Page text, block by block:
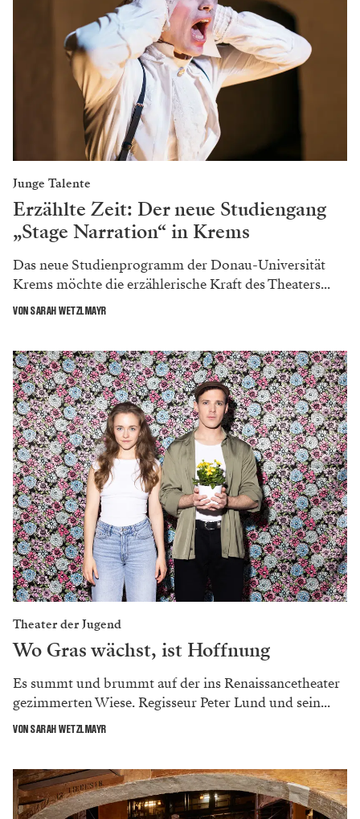
Junge Talente
Erzählte Zeit: Der neue Studiengang
„Stage Narration“ in Krems
Das neue Studienprogramm der Donau-Universität
Krems möchte die erzählerische Kraft des Theaters...
VON SARAH WETZLMAYR
Theater der Jugend
Wo Gras wächst, ist Hoffnung
Es summt und brummt auf der ins Renaissancetheater
gezimmerten Wiese. Regisseur Peter Lund und sein...
VON SARAH WETZLMAYR